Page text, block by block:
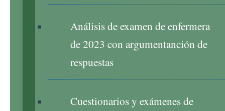
Análisis de examen de enfermera
de 2023 con argumentanción de
respuestas
Cuestionarios y exámenes de